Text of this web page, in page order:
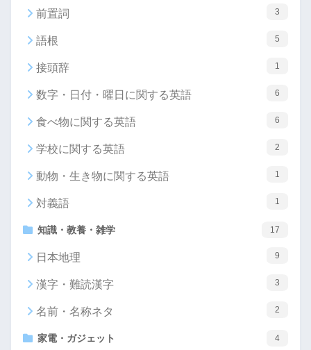
前置詞 3
語根 5
接頭辞 1
数字・日付・曜日に関する英語 6
食べ物に関する英語 6
学校に関する英語 2
動物・生き物に関する英語 1
対義語 1
知識・教養・雑学 17
日本地理 9
漢字・難読漢字 3
名前・名称ネタ 2
家電・ガジェット 4